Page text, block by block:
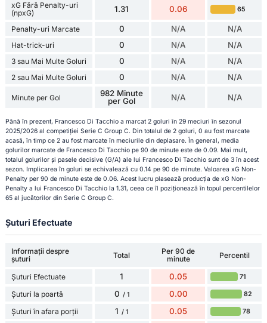
xG Fără Penalty-uri
(npxG)
1.31 0.06 65
Penalty-uri Marcate 0 N/A N/A
Hat-trick-uri 0 N/A N/A
3 sau Mai Multe Goluri 0 N/A N/A
2 sau Mai Multe Goluri 0 N/A N/A
Minute per Gol
982 Minute
per Gol
N/A N/A
Până în prezent, Francesco Di Tacchio a marcat 2 goluri în 29 meciuri în sezonul
2025/2026 al competiției Serie C Group C. Din totalul de 2 goluri, 0 au fost marcate
acasă, în timp ce 2 au fost marcate în meciurile din deplasare. În general, media
golurilor marcate de Francesco Di Tacchio pe 90 de minute este de 0.09. Mai mult,
totalul golurilor și pasele decisive (G/A) ale lui Francesco Di Tacchio sunt de 3 în acest
sezon. Implicarea în goluri se echivalează cu 0.14 pe 90 de minute. Valoarea xG Non-
Penalty per 90 de minute este de 0.06. Acest lucru plasează producția de xG Non-
Penalty a lui Francesco Di Tacchio la 1.31, ceea ce îl poziționează în topul percentilelor
65 al jucătorilor din Serie C Group C.
Șuturi Efectuate
Informații despre
șuturi
Total
Per 90 de
minute
Percentil
Șuturi Efectuate 1 0.05 71
Șuturi la poartă 0 / 1 0.00 82
Șuturi în afara porții 1 / 1 0.05 78